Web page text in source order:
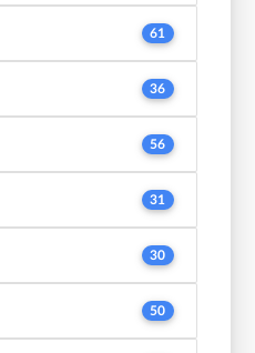
61
36
56
31
30
50